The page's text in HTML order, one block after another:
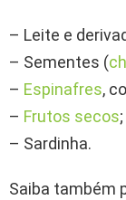
– Leite e
– Sementes (
– Espinafres,
– Frutos secos;
– Sardinha.
Saiba também